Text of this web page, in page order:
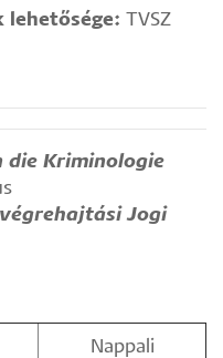
lehetősége: TVSZ
die Kriminologie
Jogi
Nappali